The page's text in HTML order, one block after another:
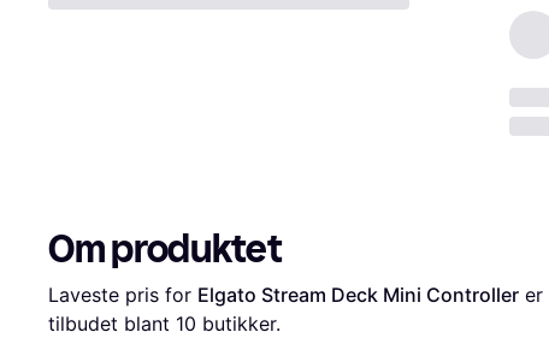
Om produktet
Laveste pris for Elgato Stream Deck Mini Controller er
tilbudet blant 10 butikker.